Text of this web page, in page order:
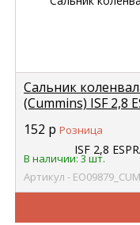
Сальник
(Cummins) ISF 2,8
152 р Розница
В наличии: 3 шт.
Артикул -